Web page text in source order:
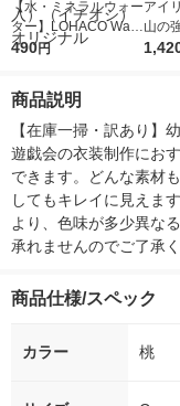
【水・ミネラルウォー
ター】LOHACO Wate
r（ロハコウォータ
シ） オリジナル
490円
アイ
山の
レス
商品説明
【在庫一掃・訳あり】
遊戯会の衣装制作にお
できます。どんな素材
してもキレイに見えま
より、色味が多少異な
承れませんのでご了承く
商品仕様/スペック
カラー 桃